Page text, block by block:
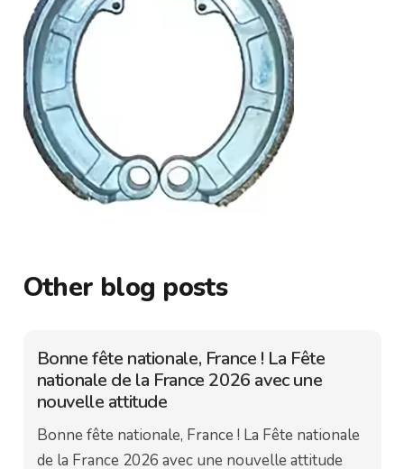
Other blog posts
Bonne fête nationale, France ! La Fête
nationale de la France 2026 avec une
nouvelle attitude
Bonne fête nationale, France ! La Fête nationale
de la France 2026 avec une nouvelle attitude